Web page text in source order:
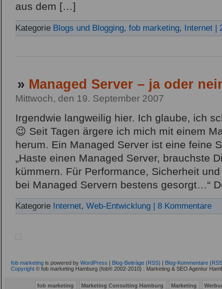
aus dem […]
Kategorie Blogs und Blogging, fob marketing, Internet |
» Managed Server – ja oder
Mittwoch, den 19. September 2007
Irgendwie langweilig hier. Ich glaube, ich
😉 Seit Tagen ärgere ich mich mit einem
herum. Ein Managed Server ist eine feine
„Haste einen Managed Server, brauchste
kümmern. Für Performance, Sicherheit
bei Managed Servern bestens gesorgt…“
Kategorie Internet, Web-Entwicklung | 8 Kommentare
fob marketing is powered by WordPress | Blog-Beiträge (RSS) | Blog-Kommentare
Copyright © fob marketing Hamburg (fob® 2002-2010) : Marketing & SEO Agentur
fob marketing Marketing Consulting Hamburg Marketing